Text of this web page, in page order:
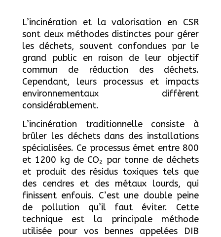
CSR
L’incinération et la valorisation en CSR
sont deux méthodes distinctes pour gérer
les déchets, souvent confondues par le
grand public en raison de leur objectif
commun de réduction des déchets.
Cependant, leurs processus et impacts
environnementaux diffèrent
considérablement.
L’incinération traditionnelle consiste à
brûler les déchets dans des installations
spécialisées. Ce processus émet entre 800
et 1200 kg de CO₂ par tonne de déchets
et produit des résidus toxiques tels que
des cendres et des métaux lourds, qui
finissent enfouis. C’est une double peine
de pollution qu’il faut éviter. Cette
technique est la principale méthode
utilisée pour vos bennes appelées DIB